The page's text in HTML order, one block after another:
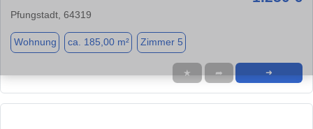
Pfungstadt, 64319
Wohnung ca. 185,00 m² Zimmer 5
★ ➦ ➜